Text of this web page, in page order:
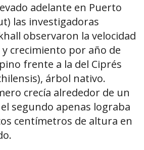
adelante en Puerto
las investigadoras
observaron la velocidad
crecimiento por año de
frente a la del Ciprés
árbol nativo.
crecía alrededor de un
segundo apenas lograba
centímetros de altura en